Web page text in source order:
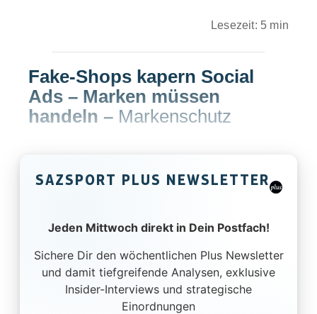
Lesezeit: 5 min
Fake-Shops kapern Social
Ads – Marken müssen
handeln – Markenschutz
SAZSPORT PLUS NEWSLETTER
Jeden Mittwoch direkt in Dein Postfach!
Sichere Dir den wöchentlichen Plus Newsletter
und damit tiefgreifende Analysen, exklusive
Insider-Interviews und strategische
Einordnungen